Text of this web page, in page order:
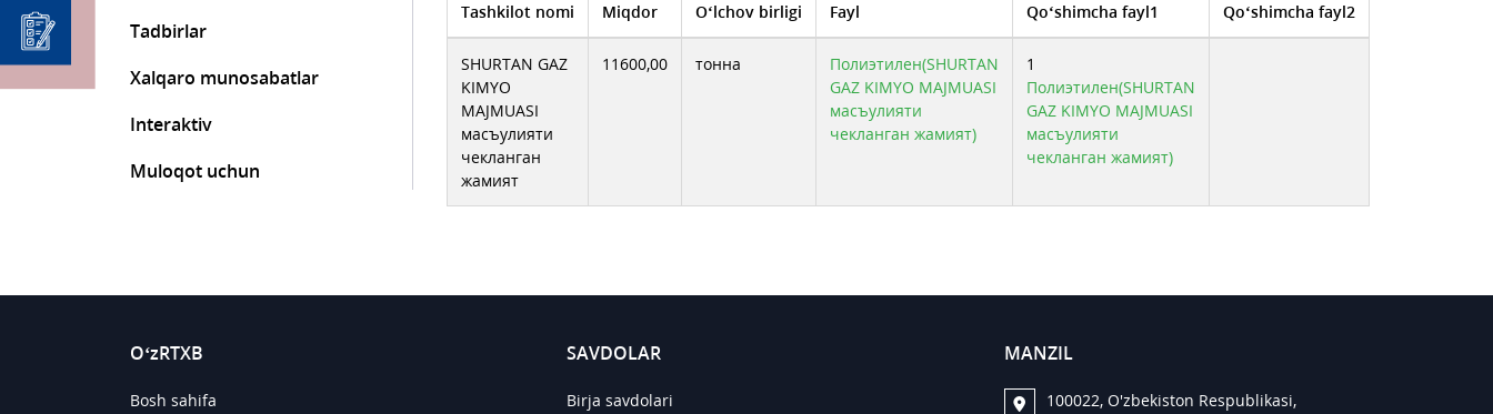
Tadbirlar
Xalqaro munosabatlar
Interaktiv
Muloqot uchun
Tashkilot nomi Miqdor O‘lchov birligi Fayl Qo‘shimcha fayl1 Qo‘shimcha fayl2
SHURTAN GAZ
KIMYO
MAJMUASI
масъулияти
чекланган
жамият
11600,00 тонна
Полиэтилен(SHURTAN
GAZ KIMYO MAJMUASI
масъулияти
чекланган жамият)
1
Полиэтилен(SHURTAN
GAZ KIMYO MAJMUASI
масъулияти
чекланган жамият)
O‘zRTXB
Bosh sahifa
SAVDOLAR
Birja savdolari
MANZIL
100022, O'zbekiston Respublikasi,